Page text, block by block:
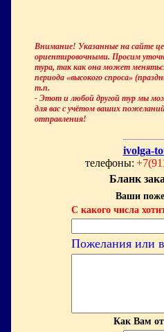
Внимание! Указанные на сайте
ориентировочными. Просим
тура, так как она может
периода «высокого спроса»
т.п.
- Этот и любой другой тур мы
для вас с учётом ваших
отправления!
ivolga-
телефоны:
Бланк
Ваши
С какого числа
Пожелания или
Как Вам